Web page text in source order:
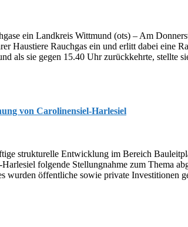
ein Landkreis Wittmund (ots) – Am
Haustiere Rauchgas ein und erlitt dabei eine
als sie gegen 15.40 Uhr zurückkehrte, stellte
von Carolinensiel-Harlesiel
strukturelle Entwicklung im Bereich
folgende Stellungnahme zum Thema
öffentliche sowie private Investitionen